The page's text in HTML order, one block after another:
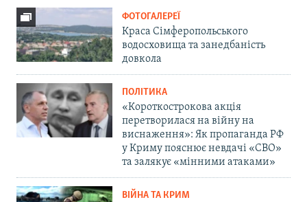
ФОТОГАЛЕРЕЇ
Краса Сімферопольського
водосховища та занедбаність
довкола
ПОЛІТИКА
«Короткострокова акція
перетворилася на війну на
виснаження»: Як пропаганда РФ
у Криму пояснює невдачі «СВО»
та залякує «мінними атаками»
ВІЙНА ТА КРИМ